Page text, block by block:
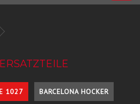
1027 BARCELONA HOCKER